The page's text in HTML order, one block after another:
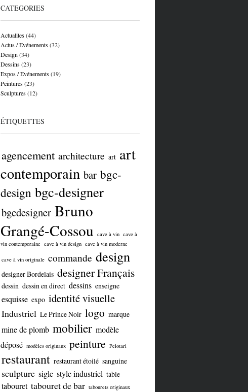
CATEGORIES
Actualites(44)
Actus / Evénements(32)
Design (34)
Dessins(23)
Expos / Evénements(19)
Peintures(23)
Sculptures(12)
ÉTIQUETTES
agencement architecture art art
contemporain bar bgc-
design bgc-designer
bgcdesigner Bruno
Grangé-Cossou cave à vin cave à
vin contemporaine cave à vin design cave à vin moderne
cave à vin originale commande design
designer Bordelais designer Français
dessin dessin en direct dessins enseigne
esquisse expo identité visuelle
Industriel Le Prince Noir logo marque
mine de plomb mobilier modèle
déposé modèles originaux peinture Pelotari
restaurant restaurant étoilé sanguine
sculpture sigle style industriel table
tabouret tabouret de bar tabourets originaux